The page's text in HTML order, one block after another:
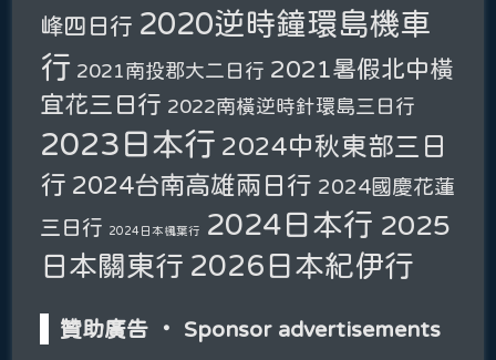
峰四日行 2020逆時鐘環島機車
行 2021南投郡大二日行 2021暑假北中橫
宜花三日行 2022南橫逆時針環島三日行
2023日本行 2024中秋東部三日
行 2024台南高雄兩日行 2024國慶花蓮
三日行 2024日本楓葉行 2024日本行 2025
日本關東行 2026日本紀伊行
贊助廣告 ‧ Sponsor advertisements